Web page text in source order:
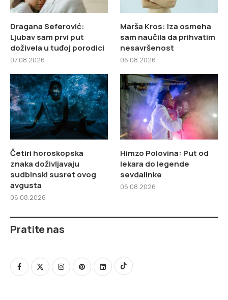
Dragana Seferović:
Ljubav sam prvi put
doživela u tuđoj porodici
07.08.2026
Marša Kros: Iza osmeha
sam naučila da prihvatim
nesavršenost
06.08.2026
Četiri horoskopska
znaka doživljavaju
sudbinski susret ovog
avgusta
06.08.2026
Himzo Polovina: Put od
lekara do legende
sevdalinke
06.08.2026
Pratite nas